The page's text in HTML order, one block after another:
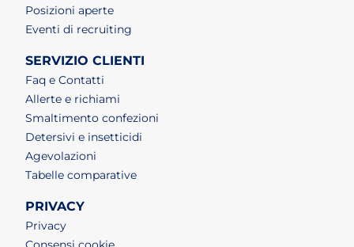
Posizioni aperte(apri in un nuovo tab)
Eventi di recruiting
SERVIZIO CLIENTI
Faq e Contatti
Allerte e richiami
Smaltimento confezioni
Detersivi e insetticidi
Agevolazioni
Tabelle comparative
PRIVACY
Privacy